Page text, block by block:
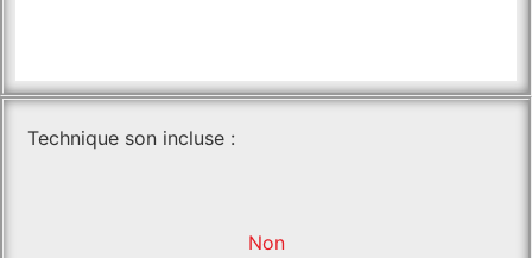
Technique son incluse :
Non